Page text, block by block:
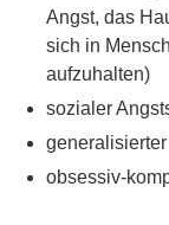
Angst, das
sich in
aufzuhalten)
sozialer
obsessiv-